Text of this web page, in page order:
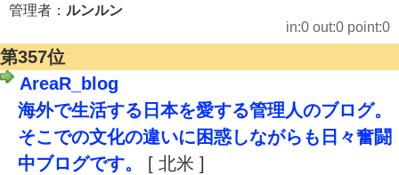
管理者： ルンルン
in:0 out:0 point:0
第357位
AreaR_blog
海外で生活する日本を愛する管理人のブログ。
そこでの文化の違いに困惑しながらも日々奮闘
中ブログです。
[ 北米 ]